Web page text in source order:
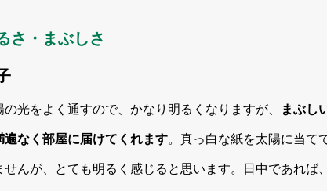
さ・まぶしさ
の光をよく通すので、かなり明るくなりますが、 まぶし
遍なく部屋に届けてくれます。真っ白な紙を太陽に当て
せんが、とても明るく感じると思います。日中であれば